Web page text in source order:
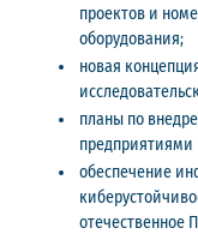
проектов и
оборудования;
новая
планы по
предприятиями
обеспечение
отечественное